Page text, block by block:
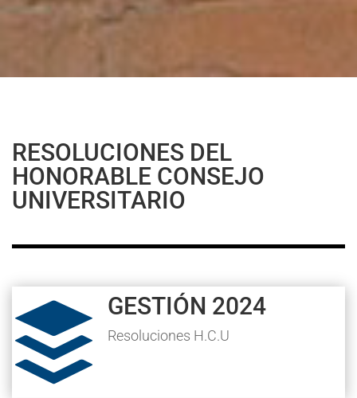
RESOLUCIONES DEL
HONORABLE CONSEJO
UNIVERSITARIO
 GESTIÓN 2024
Resoluciones H.C.U